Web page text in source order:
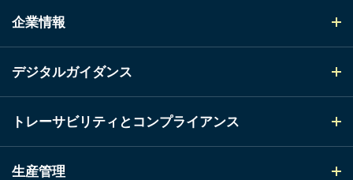
企業情報
デジタルガイダンス
トレーサビリティとコンプライアンス
生産管理